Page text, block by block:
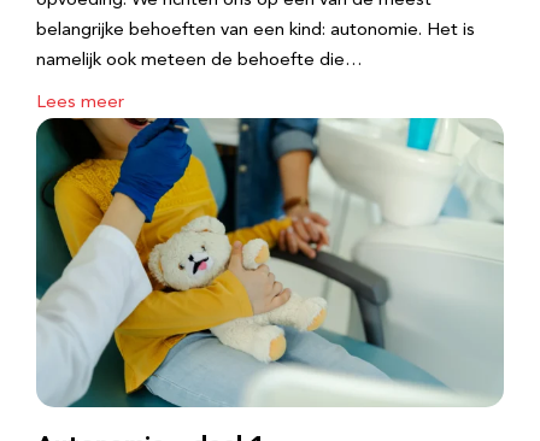
belangrijke behoeften van een kind: autonomie. Het is
namelijk ook meteen de behoefte die…
Lees meer